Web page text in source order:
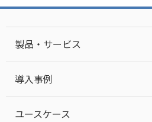
製品・サービス
LINBITクラスタスタック・サポート
導入事例
ユースケース